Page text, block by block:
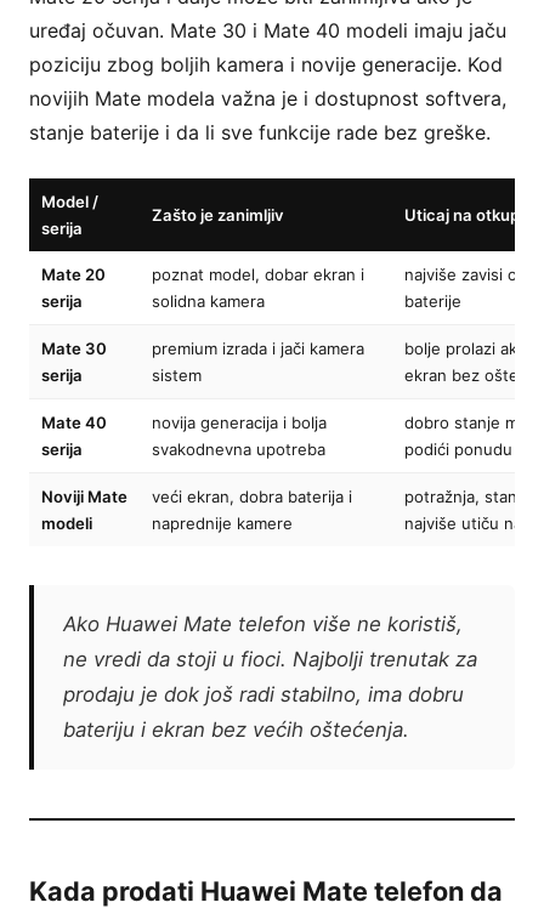
uređaj očuvan. Mate 30 i Mate 40 modeli imaju jaču
poziciju zbog boljih kamera i novije generacije. Kod
novijih Mate modela važna je i dostupnost softvera,
stanje baterije i da li sve funkcije rade bez greške.
Model /
serija
Zašto je zanimljiv Uticaj na otkupnu
Mate 20
serija
poznat model, dobar ekran i
solidna kamera
najviše zavisi od
baterije
Mate 30
serija
premium izrada i jači kamera
sistem
bolje prolazi ako
ekran bez
Mate 40
serija
novija generacija i bolja
svakodnevna upotreba
dobro stanje
podići ponudu
Noviji Mate
modeli
veći ekran, dobra baterija i
naprednije kamere
potražnja, stanje
najviše utiču na
Ako Huawei Mate telefon više ne koristiš,
ne vredi da stoji u fioci. Najbolji trenutak za
prodaju je dok još radi stabilno, ima dobru
bateriju i ekran bez većih oštećenja.
Kada prodati Huawei Mate telefon da